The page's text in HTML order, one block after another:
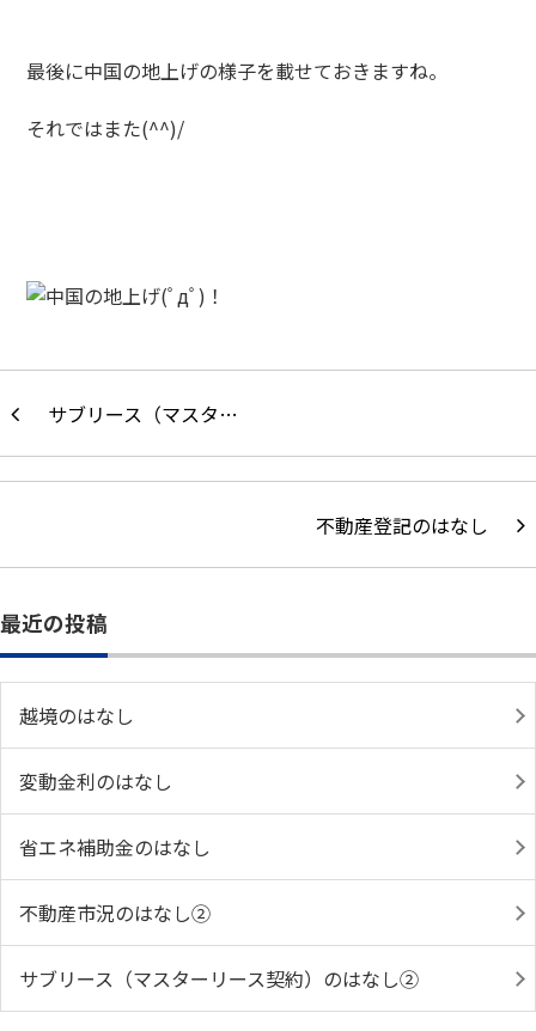
最後に中国の地上げの様子を載せておきますね。
それではまた(^^)/
サブリース（マスタ…
不動産登記のはなし
最近の投稿
越境のはなし
変動金利のはなし
省エネ補助金のはなし
不動産市況のはなし②
サブリース（マスターリース契約）のはなし②